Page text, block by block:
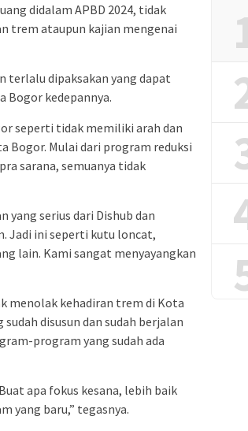
didalam APBD 2024, tidak
trem ataupun kajian mengenai
terlalu dipaksakan yang dapat
Bogor kedepannya.
seperti tidak memiliki arah dan
Mulai dari program reduksi
sarana, semuanya tidak
serius dari Dishub dan
Jadi ini seperti kutu loncat,
lain. Kami sangat menyayangkan
menolak kehadiran trem di Kota
disusun dan sudah berjalan
program yang sudah ada
apa fokus kesana, lebih baik
yang baru,” tegasnya.